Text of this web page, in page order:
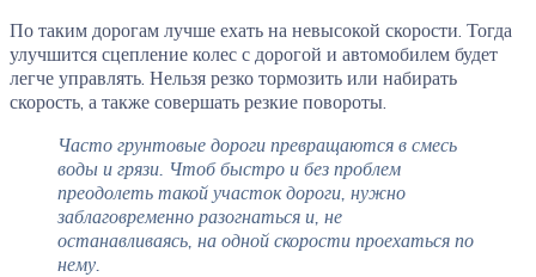
По таким дорогам лучше ехать на невысокой скорости. Тогда
улучшится сцепление колес с дорогой и автомобилем будет
легче управлять. Нельзя резко тормозить или набирать
скорость, а также совершать резкие повороты.
Часто грунтовые дороги превращаются в смесь
воды и грязи. Чтоб быстро и без проблем
преодолеть такой участок дороги, нужно
заблаговременно разогнаться и, не
останавливаясь, на одной скорости проехаться по
нему.